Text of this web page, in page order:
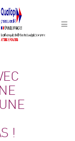
!